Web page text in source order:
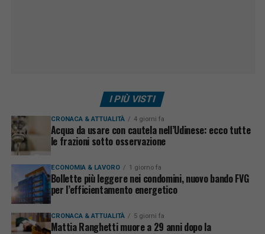
I PIÙ VISTI
CRONACA & ATTUALITÀ 4 giorni fa
Acqua da usare con cautela nell’Udinese: ecco tutte
le frazioni sotto osservazione
ECONOMIA & LAVORO 1 giorno fa
Bollette più leggere nei condomini, nuovo bando FVG
per l’efficientamento energetico
CRONACA & ATTUALITÀ 5 giorni fa
Mattia Ranghetti muore a 29 anni dopo la